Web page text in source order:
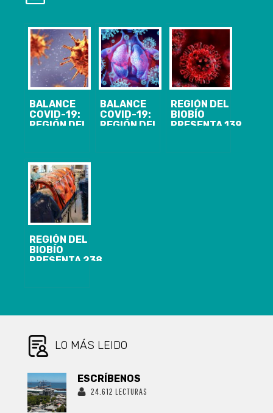
BALANCE
COVID-19:
REGIÓN DEL
RECUPERADOS
BALANCE
COVID-19:
REGIÓN DEL
REGIÓN DEL
BIOBÍO
PRESENTA 139
REGIÓN DEL
BIOBÍO
PRESENTA 238
COVID-19
LO MÁS LEIDO
ESCRÍBENOS
24.612 LECTURAS